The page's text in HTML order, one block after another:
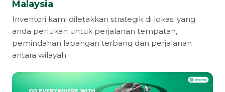
Malaysia
Inventori kami diletakkan strategik di lokasi yang
anda perlukan untuk perjalanan tempatan,
pemindahan lapangan terbang dan perjalanan
antara wilayah.